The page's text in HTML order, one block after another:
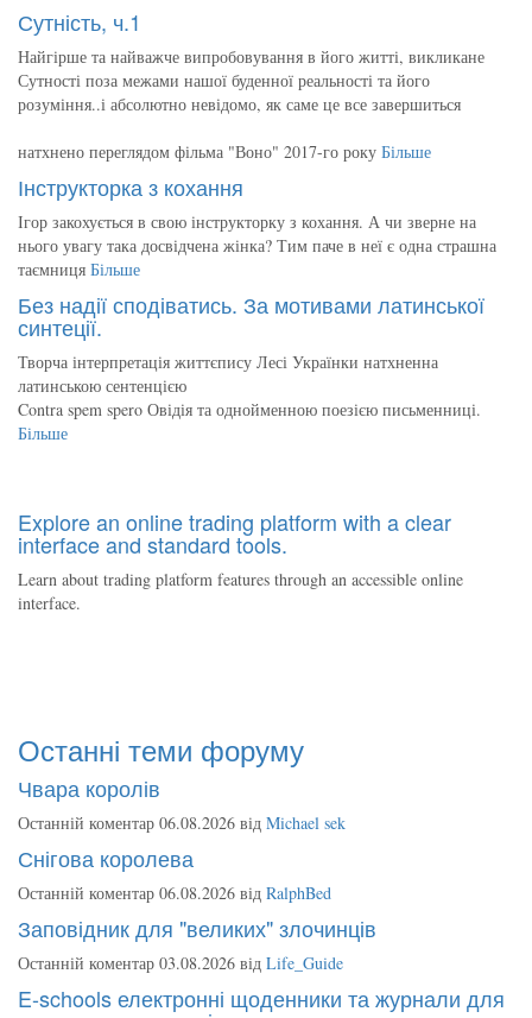
Сутність, ч.1
Найгірше та найважче випробовування в його житті, викликане
Сутності поза межами нашої буденної реальності та його
розуміння..і абсолютно невідомо, як саме це все завершиться
натхнено переглядом фільма "Воно" 2017-го року Більше
Інструкторка з кохання
Ігор закохується в свою інструкторку з кохання. А чи зверне на
нього увагу така досвідчена жінка? Тим паче в неї є одна страшна
таємниця Більше
Без надії сподіватись. За мотивами латинської
синтеції.
Творча інтерпретація життєпису Лесі Українки натхненна
латинською сентенцією
Contra spem spero Овідія та однойменною поезією письменниці.
Більше
Explore an online trading platform with a clear
interface and standard tools.
Learn about trading platform features through an accessible online
interface.
Останні теми форуму
Чвара королів
Останній коментар 06.08.2026 від Michael sek
Снігова королева
Останній коментар 06.08.2026 від RalphBed
Заповідник для "великих" злочинців
Останній коментар 03.08.2026 від Life_Guide
E-schools електронні щоденники та журнали для